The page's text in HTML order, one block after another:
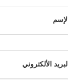
الألكتروني